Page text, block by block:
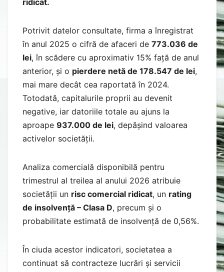
Potrivit datelor consultate, firma a înregistrat
în anul 2025 o cifră de afaceri de 773.036 de
lei, în scădere cu aproximativ 15% față de anul
anterior, și o pierdere netă de 178.547 de lei,
mai mare decât cea raportată în 2024.
Totodată, capitalurile proprii au devenit
negative, iar datoriile totale au ajuns la
aproape 937.000 de lei, depășind valoarea
activelor societății.
Analiza comercială disponibilă pentru
trimestrul al treilea al anului 2026 atribuie
societății un risc comercial ridicat, un rating
de insolvență – Clasa D, precum și o
probabilitate estimată de insolvență de 0,56%.
În ciuda acestor indicatori, societatea a
continuat să contracteze lucrări și servicii